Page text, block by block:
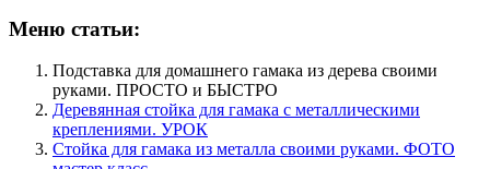
Меню статьи:
Подставка для домашнего гамака из дерева своими
руками. ПРОСТО и БЫСТРО
Деревянная стойка для гамака с металлическими
креплениями. УРОК
Стойка для гамака из металла своими руками. ФОТО